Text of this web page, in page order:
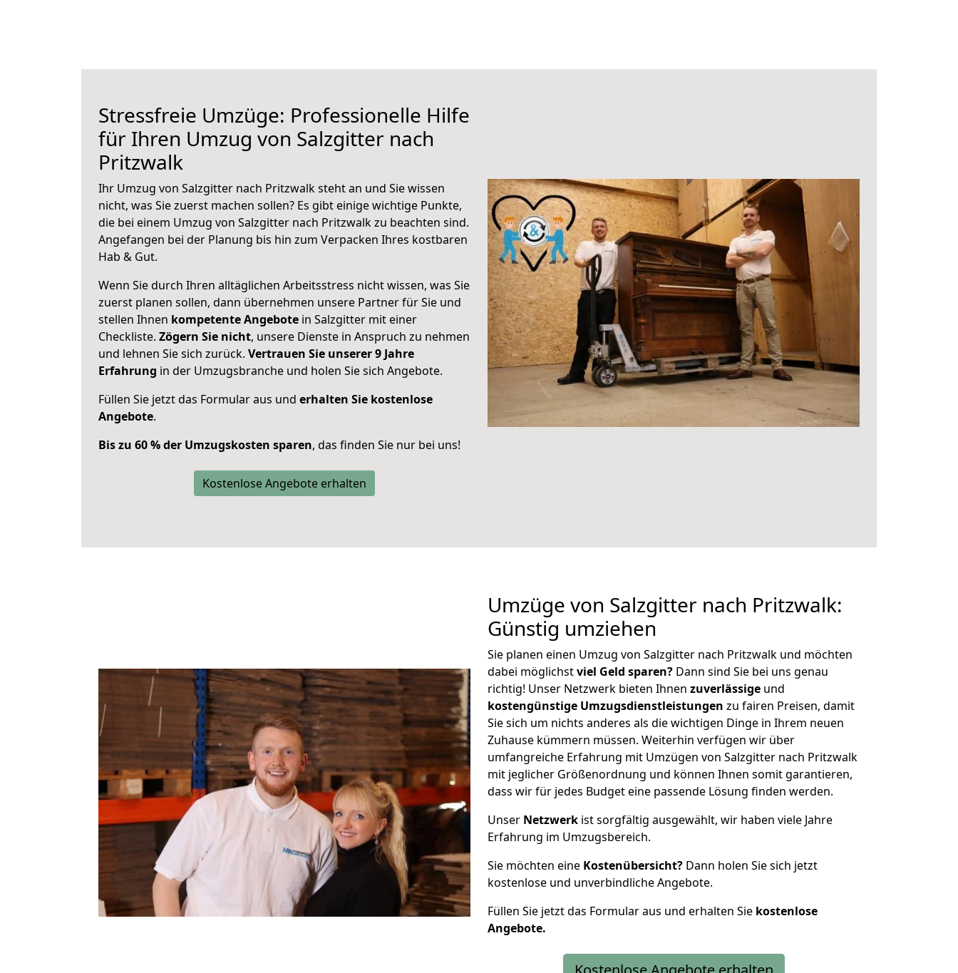
Stressfreie Umzüge: Professionelle Hilfe
für Ihren Umzug von Salzgitter nach
Pritzwalk
Ihr Umzug von Salzgitter nach Pritzwalk steht an und Sie wissen
nicht, was Sie zuerst machen sollen? Es gibt einige wichtige Punkte,
die bei einem Umzug von Salzgitter nach Pritzwalk zu beachten sind.
Angefangen bei der Planung bis hin zum Verpacken Ihres kostbaren
Hab & Gut.
Wenn Sie durch Ihren alltäglichen Arbeitsstress nicht wissen, was Sie
zuerst planen sollen, dann übernehmen unsere Partner für Sie und
stellen Ihnen kompetente Angebote in Salzgitter mit einer
Checkliste. Zögern Sie nicht, unsere Dienste in Anspruch zu nehmen
und lehnen Sie sich zurück. Vertrauen Sie unserer 9 Jahre
Erfahrung in der Umzugsbranche und holen Sie sich Angebote.
Füllen Sie jetzt das Formular aus und erhalten Sie kostenlose
Angebote.
Bis zu 60 % der Umzugskosten sparen, das finden Sie nur bei uns!
Kostenlose Angebote erhalten
Umzüge von Salzgitter nach Pritzwalk:
Günstig umziehen
Sie planen einen Umzug von Salzgitter nach Pritzwalk und möchten
dabei möglichstviel Geld sparen? Dann sind Sie bei uns genau
richtig! Unser Netzwerk bieten Ihnen zuverlässige und
kostengünstige Umzugsdienstleistungen zu fairen Preisen, damit
Sie sich um nichts anderes als die wichtigen Dinge in Ihrem neuen
Zuhause kümmern müssen. Weiterhin verfügen wir über
umfangreiche Erfahrung mit Umzügen von Salzgitter nach Pritzwalk
mit jeglicher Größenordnung und können Ihnen somit garantieren,
dass wir für jedes Budget eine passende Lösung finden werden.
Unser Netzwerk ist sorgfältig ausgewählt, wir haben viele Jahre
Erfahrung im Umzugsbereich.
Sie möchten eine Kostenübersicht? Dann holen Sie sich jetzt
kostenlose und unverbindliche Angebote.
Füllen Sie jetzt das Formular aus und erhalten Sie kostenlose
Angebote.